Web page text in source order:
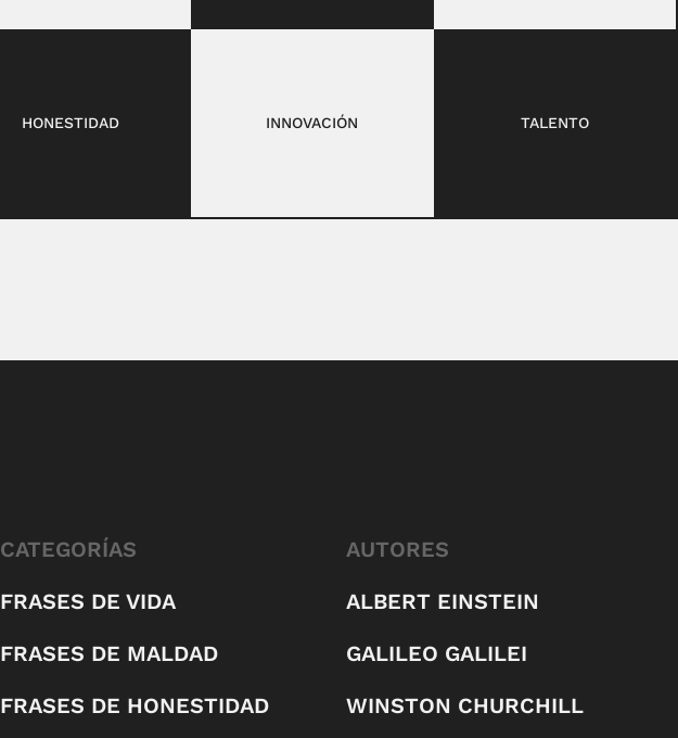
HONESTIDAD INNOVACIÓN TALENTO
CATEGORÍAS
FRASES DE VIDA
FRASES DE MALDAD
FRASES DE HONESTIDAD
AUTORES
ALBERT EINSTEIN
GALILEO GALILEI
WINSTON CHURCHILL